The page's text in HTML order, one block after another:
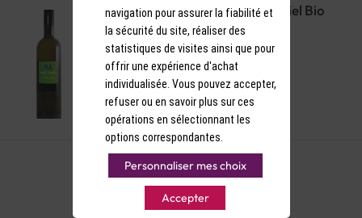
Maury Liquoreux Blanc Mas Amiel Bio
2021
navigation pour assurer la fiabilité et
la sécurité du site, réaliser des
statistiques de visites ainsi que pour
offrir une expérience d'achat
individualisée. Vous pouvez accepter,
refuser ou en savoir plus sur ces
opérations en sélectionnant les
options correspondantes.
Personnaliser mes choix
Accepter